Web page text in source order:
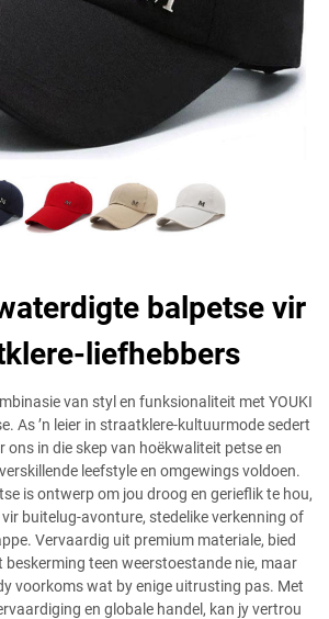
balpetse vir
liefhebbers
van styl en funksionaliteit met YOUKI
As ’n leier in straatklere-kultuurmode sedert
ons in die skep van hoëkwaliteit petse en
leefstyle en omgewings voldoen.
is ontwerp om jou droog en gerieflik te hou,
buitelug-avonture, stedelike verkenning of
Vervaardig uit premium materiale, bied
beskerming teen weerstoestande nie, maar
voorkoms wat by enige uitrusting pas. Met
en globale handel, kan jy vertrou